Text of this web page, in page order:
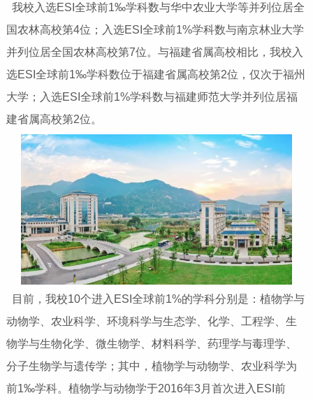
我校入选ESI全球前1‰学科数与华中农业大学等并列位居全
国农林高校第4位；入选ESI全球前1%学科数与南京林业大学
并列位居全国农林高校第7位。与福建省属高校相比，我校入
选ESI全球前1‰学科数位于福建省属高校第2位，仅次于福州
大学；入选ESI全球前1%学科数与福建师范大学并列位居福
建省属高校第2位。
目前，我校10个进入ESI全球前1%的学科分别是：植物学与
动物学、农业科学、环境科学与生态学、化学、工程学、生
物学与生物化学、微生物学、材料科学、药理学与毒理学、
分子生物学与遗传学；其中，植物学与动物学、农业科学为
前1‰学科。植物学与动物学于2016年3月首次进入ESI前